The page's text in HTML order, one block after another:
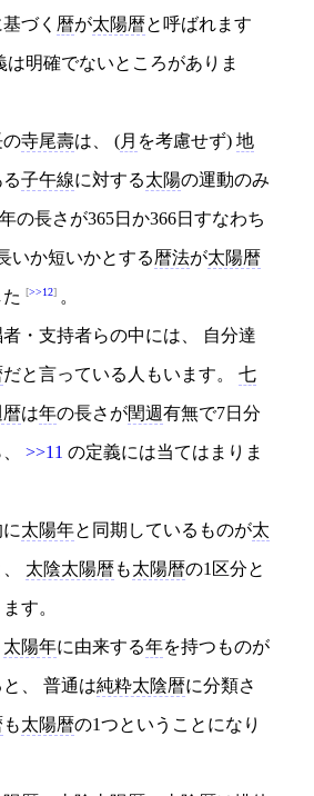
づく 暦が太陽暦と呼ばれます
は明確でないところがありま
の寺尾壽は、 (月 を考慮せず) 地
子午線に対する太陽の運動のみ
の長さが365日か366日すなわち
いか短いかとする暦法が太陽暦
>>12 。
・支持者らの中には、 自分達
だと言っている人もいます。 七
は年の長さが閏週有無で7日分
>>11 の定義には当てはまりま
太陽年と同期しているものが太
太陰太陽暦 も太陽暦の1区分と
す。
太陽年に由来する年を持つものが
、 普通は純粋太陰暦に分類さ
も太陽暦の1つということになり